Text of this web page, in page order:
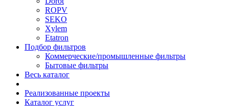
ROPV
SEKO
Xylem
Etatron
Подбор фильтров
Коммерческие/промышленные фильтры
Бытовые фильтры
Весь каталог
Реализованные проекты
Каталог услуг